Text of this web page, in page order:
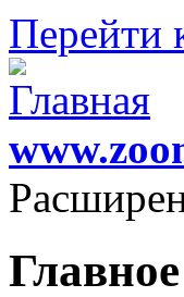
Перейти